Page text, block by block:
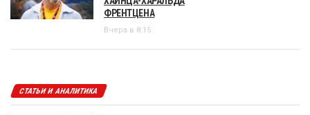
ФРЕНТЦЕНА
Вчера в 8:15
СТАТЬИ И АНАЛИТИКА